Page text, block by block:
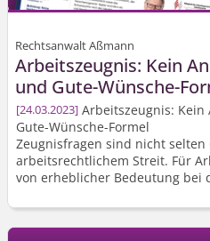
Rechtsanwalt Aßmann
Arbeitszeugnis: Kein
und Gute-Wünsche-
24.03.2023 Arbeitszeugnis:
Gute-Wünsche-Formel
Zeugnisfragen sind nicht selten
arbeitsrechtlichem Streit. Für
von erheblicher Bedeutung bei